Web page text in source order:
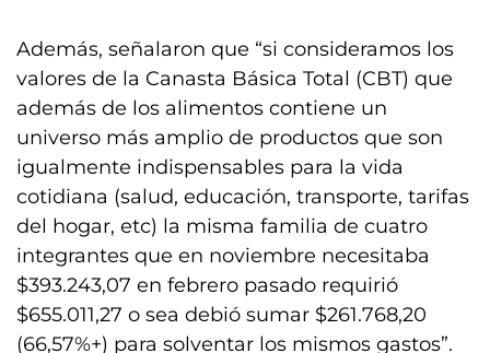
Además, señalaron que “si consideramos los
valores de la Canasta Básica Total (CBT) que
además de los alimentos contiene un
universo más amplio de productos que son
igualmente indispensables para la vida
cotidiana (salud, educación, transporte, tarifas
del hogar, etc) la misma familia de cuatro
integrantes que en noviembre necesitaba
$393.243,07 en febrero pasado requirió
$655.011,27 o sea debió sumar $261.768,20
(66,57%+) para solventar los mismos gastos”.